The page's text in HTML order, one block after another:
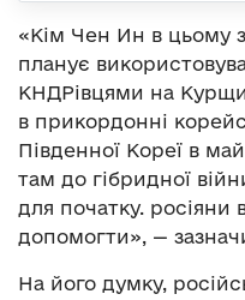
«Кім Чен Ин в цьому
планує
КНДРівцями на
в прикордонні
Південної Кореї в
там до гібридної
для початку. росіяни
допомогти», —
На його думку,